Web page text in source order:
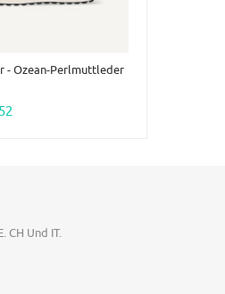
- Ozean-Perlmuttleder
CH Und IT.